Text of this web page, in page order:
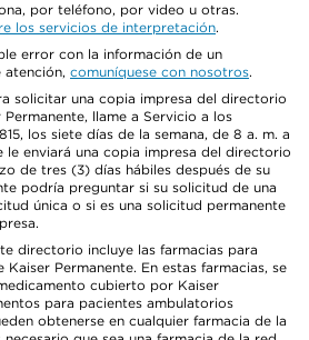
por teléfono, por video u otras.
los servicios de interpretación.
error con la información de un
comuníquese con nosotros.
solicitar una copia impresa del directorio
llame a Servicio a los
los siete días de la semana, de 8 a. m. a
le enviará una copia impresa del directorio
de tres (3) días hábiles después de su
podría preguntar si su solicitud de una
única o si es una solicitud permanente
directorio incluye las farmacias para
Permanente. En estas farmacias, se
cubierto por Kaiser
para pacientes ambulatorios
obtenerse en cualquier farmacia de la